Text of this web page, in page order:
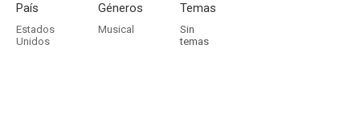
País
Estados
Unidos
Géneros
Musical
Temas
Sin
temas